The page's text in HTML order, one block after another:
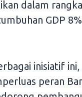
dalam
GDP
inisiatif
peran